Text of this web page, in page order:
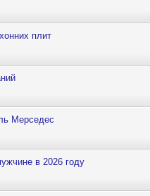
плит
Мерседес
в 2026 году